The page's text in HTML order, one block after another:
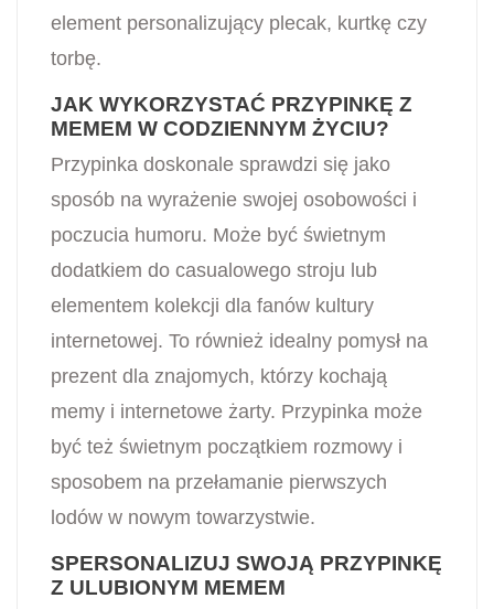
element personalizujący plecak, kurtkę czy
torbę.
JAK WYKORZYSTAĆ PRZYPINKĘ Z
MEMEM W CODZIENNYM ŻYCIU?
Przypinka doskonale sprawdzi się jako
sposób na wyrażenie swojej osobowości i
poczucia humoru. Może być świetnym
dodatkiem do casualowego stroju lub
elementem kolekcji dla fanów kultury
internetowej. To również idealny pomysł na
prezent dla znajomych, którzy kochają
memy i internetowe żarty. Przypinka może
być też świetnym początkiem rozmowy i
sposobem na przełamanie pierwszych
lodów w nowym towarzystwie.
SPERSONALIZUJ SWOJĄ PRZYPINKĘ
Z ULUBIONYM MEMEM